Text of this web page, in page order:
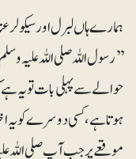
ہمارے ہاں لبرل اور سیکولر
’’رسول اللہ صلی اللہ علیہ
حوالے سے پہلی بات تو یہ
ہوتا ہے ، کسی دوسرے کو یہ
موقعے پر جب آپ صلی اللہ